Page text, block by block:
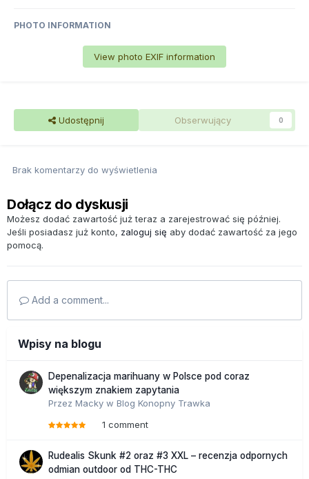
PHOTO INFORMATION
View photo EXIF information
Udostępnij Obserwujący 0
Brak komentarzy do wyświetlenia
Dołącz do dyskusji
Możesz dodać zawartość już teraz a zarejestrować się później.
Jeśli posiadasz już konto, zaloguj się aby dodać zawartość za jego
pomocą.
Add a comment...
Wpisy na blogu
Depenalizacja marihuany w Polsce pod coraz
większym znakiem zapytania
Przez Macky w Blog Konopny Trawka
1 comment
Rudealis Skunk #2 oraz #3 XXL – recenzja odpornych
odmian outdoor od THC-THC